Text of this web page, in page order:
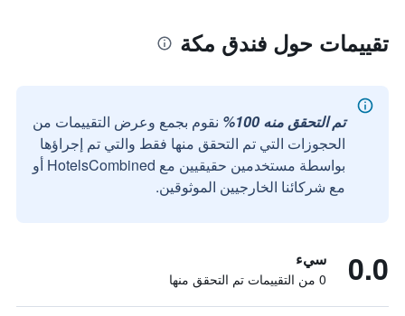
تقييمات حول فندق مكة
تم التحقق منه 100%
نقوم بجمع وعرض التقييمات من
الحجوزات التي تم التحقق منها فقط والتي تم إجراؤها
بواسطة مستخدمين حقيقيين مع HotelsCombined أو
مع شركائنا الخارجيين الموثوقين.
0.0 سيء
0 من التقييمات تم التحقق منها